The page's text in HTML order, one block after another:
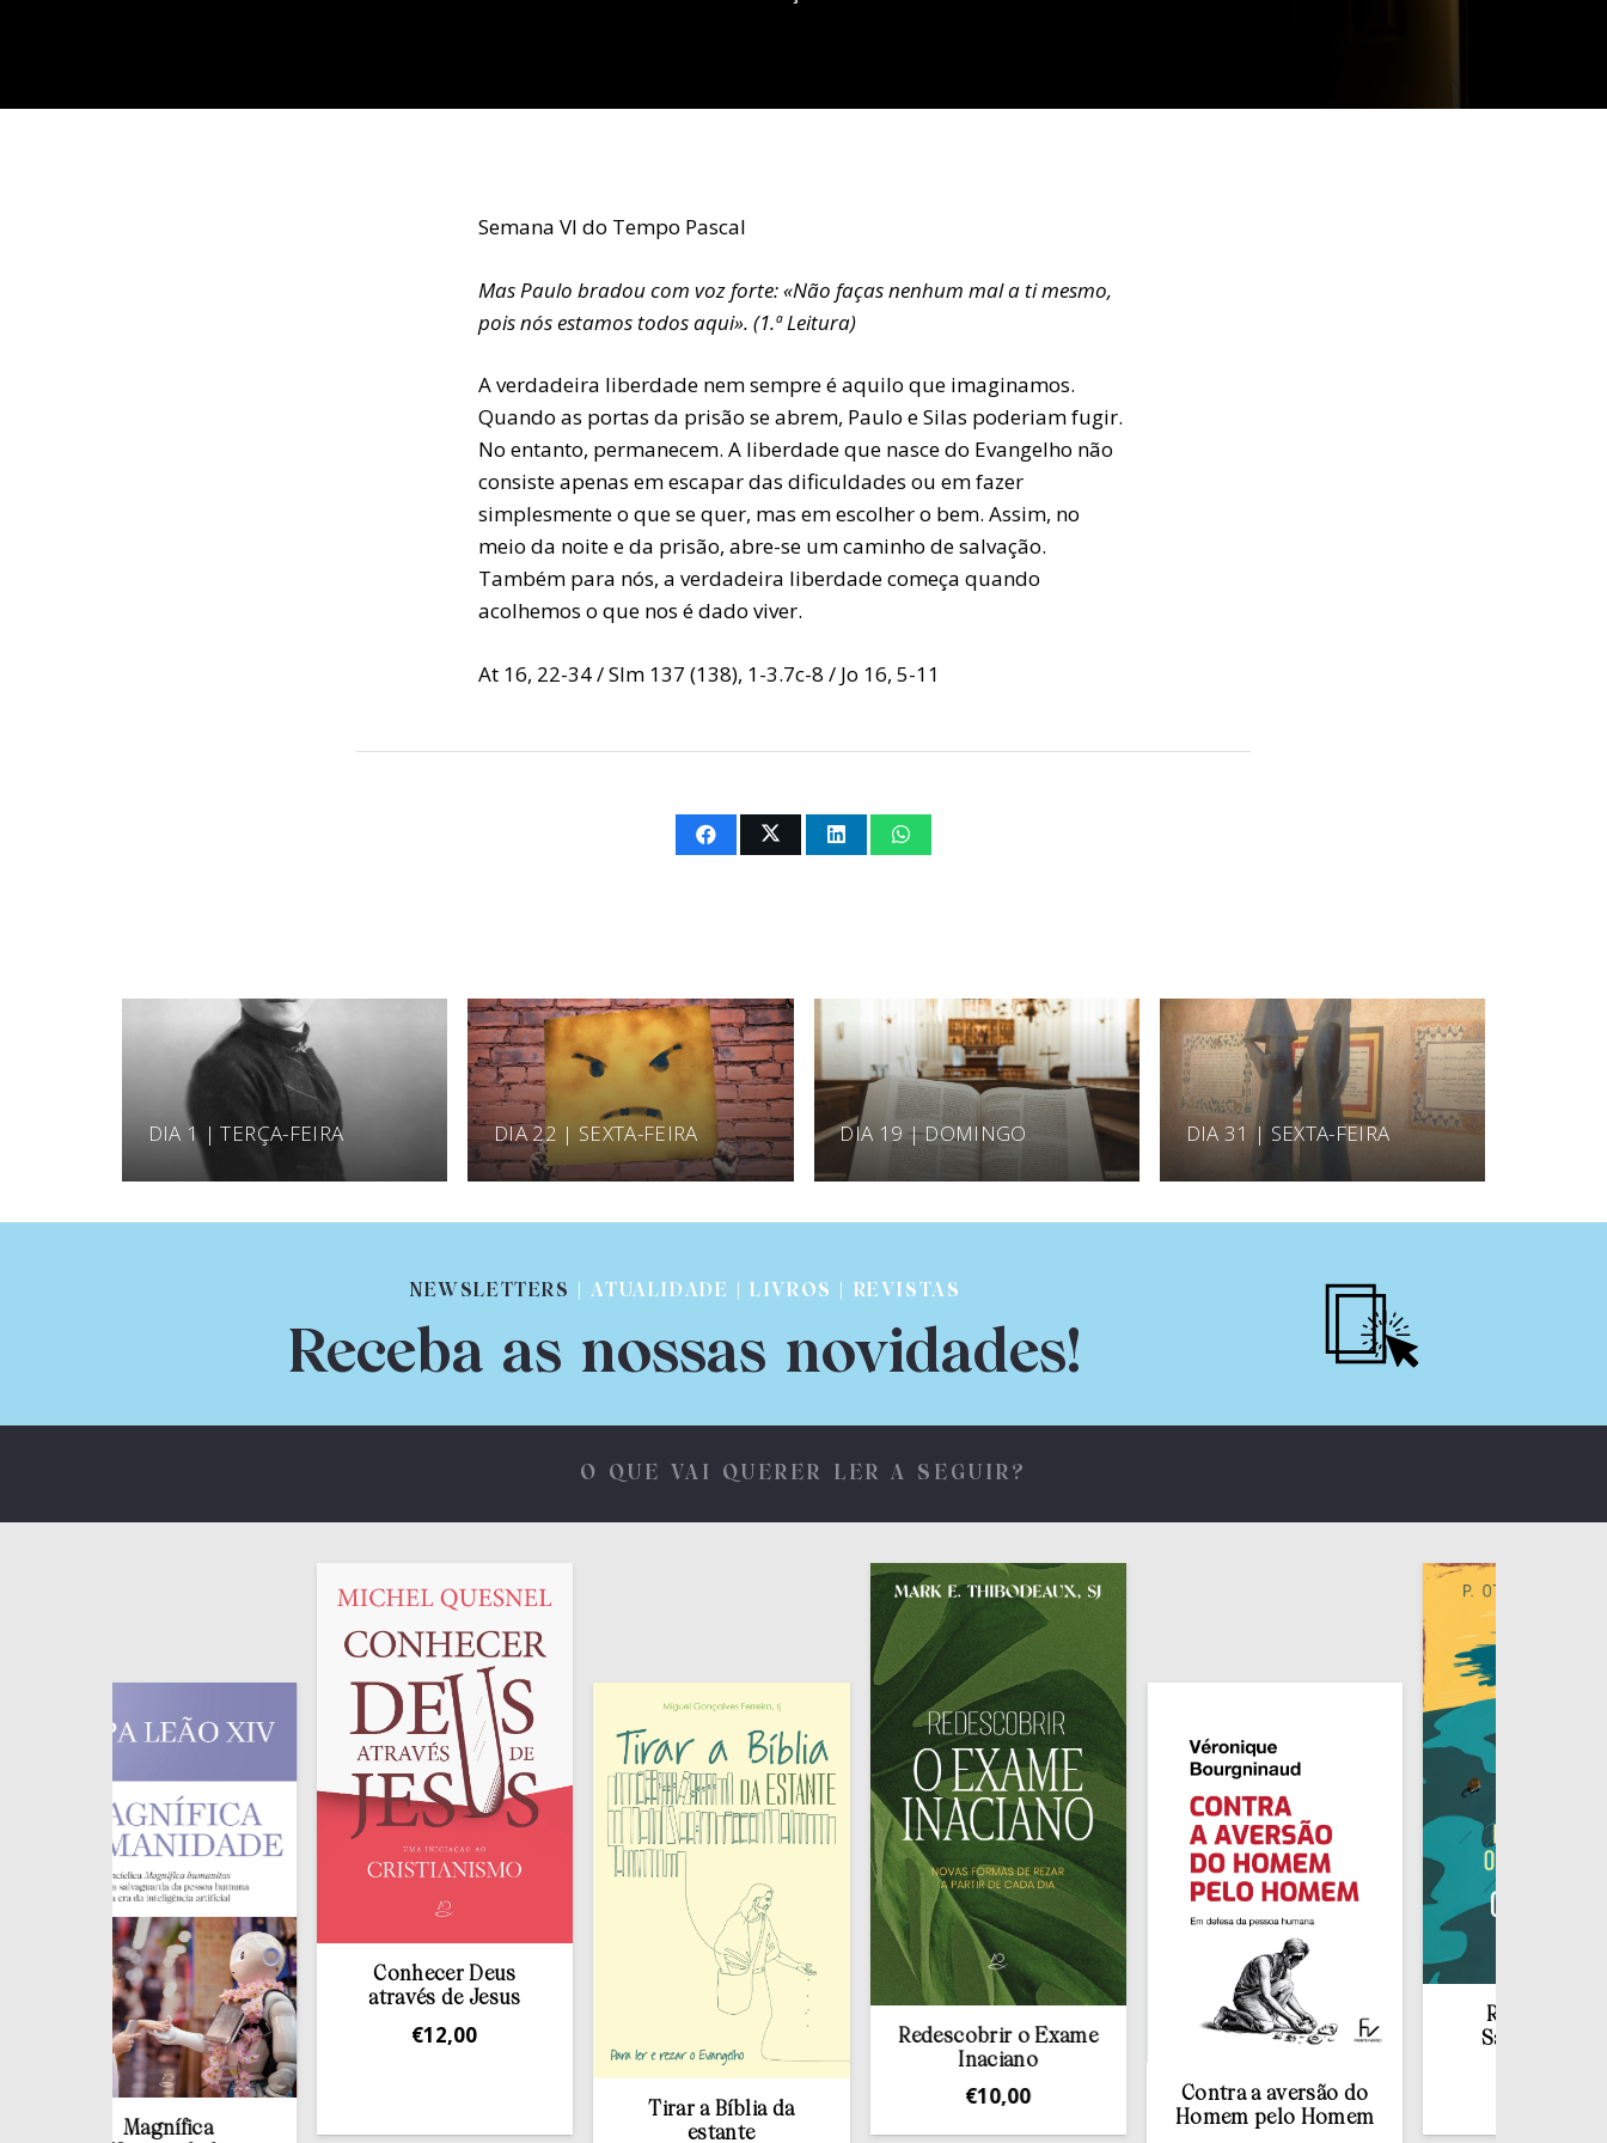
Semana VI do Tempo Pascal
Mas Paulo bradou com voz forte: «Não faças nenhum mal a ti mesmo,
pois nós estamos todos aqui». (1.ª Leitura)
A verdadeira liberdade nem sempre é aquilo que imaginamos.
Quando as portas da prisão se abrem, Paulo e Silas poderiam fugir.
No entanto, permanecem. A liberdade que nasce do Evangelho não
consiste apenas em escapar das dificuldades ou em fazer
simplesmente o que se quer, mas em escolher o bem. Assim, no
meio da noite e da prisão, abre-se um caminho de salvação.
Também para nós, a verdadeira liberdade começa quando
acolhemos o que nos é dado viver.
At 16, 22-34 / Slm 137 (138), 1-3.7c-8 / Jo 16, 5-11
DIA 1 | TERÇA-FEIRA DIA 22 | SEXTA-FEIRA DIA 19 | DOMINGO DIA 31 | SEXTA-FEIRA
NEWSLETTERS | ATUALIDADE | LIVROS | REVISTAS
Receba as nossas novidades!
O QUE VAI QUERER LER A SEGUIR?
Magnífica
Conhecer Deus
através de Jesus
12,00
Tirar a Bíblia da
estante
Redescobrir o Exame
Inaciano
10,00
Contra a aversão do
Homem pelo Homem
Redescobrir o
Sacramento da